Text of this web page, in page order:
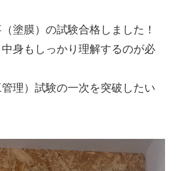
塗膜）の試験合格しました！
身もしっかり理解するのが必
理）試験の一次を突破したい